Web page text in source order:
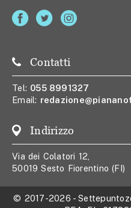
Contatti
Tel: 055 8991327
Email:
Indirizzo
Via dei Colatori 12,
50019 Sesto Fiorentino (FI)
© 2017-2026 -